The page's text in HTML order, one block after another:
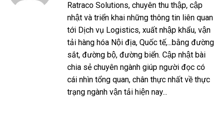
Ratraco Solutions, chuyên thu thập, cập
nhật và triển khai những thông tin liên quan
tới Dịch vụ Logistics, xuất nhập khẩu, vận
tải hàng hóa Nội địa, Quốc tế,...bằng đường
sắt, đường bộ, đường biển. Cập nhật bài
chia sẻ chuyên ngành giúp người đọc có
cái nhìn tổng quan, chân thực nhất về thực
trạng ngành vận tải hiện nay...